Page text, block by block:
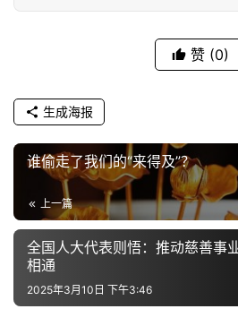
赞 (0)
生成海报
谁偷走了我们的“来得及”？
上一篇
全国人大代表则悟：推动慈善事
相通
2025年3月10日 下午3:46